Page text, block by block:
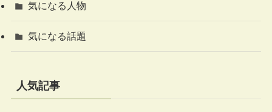
気になる人物
気になる話題
人気記事